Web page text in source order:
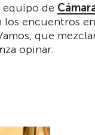
equipo de
encuentros
que
opinar.